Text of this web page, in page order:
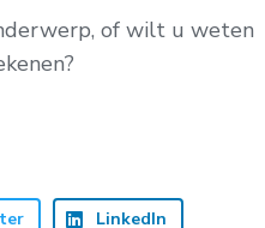
of wilt u weten
LinkedIn